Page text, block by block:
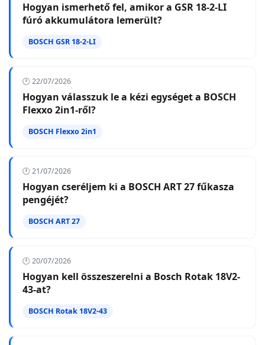
Hogyan ismerhető fel, amikor a GSR 18-2-LI
fúró akkumulátora lemerült?
BOSCH GSR 18-2-LI
🕐 22/07/2026
Hogyan válasszuk le a kézi egységet a BOSCH
Flexxo 2in1-ről?
BOSCH Flexxo 2in1
🕐 21/07/2026
Hogyan cseréljem ki a BOSCH ART 27 fűkasza
pengéjét?
BOSCH ART 27
🕐 20/07/2026
Hogyan kell összeszerelni a Bosch Rotak 18V2-
43-at?
BOSCH Rotak 18V2-43